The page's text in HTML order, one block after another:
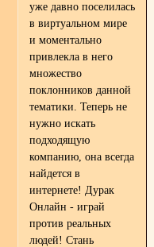
уже давно поселилась
в виртуальном мире
и моментально
привлекла в него
множество
поклонников данной
тематики. Теперь не
нужно искать
подходящую
компанию, она всегда
найдется в
интернете! Дурак
Онлайн - играй
против реальных
людей! Стань